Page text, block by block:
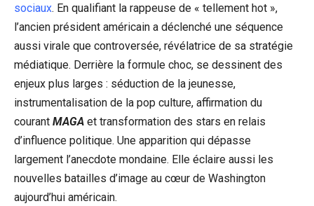
sociaux. En qualifiant la rappeuse de « tellement hot »,
l’ancien président américain a déclenché une séquence
aussi virale que controversée, révélatrice de sa stratégie
médiatique. Derrière la formule choc, se dessinent des
enjeux plus larges : séduction de la jeunesse,
instrumentalisation de la pop culture, affirmation du
courant MAGA et transformation des stars en relais
d’influence politique. Une apparition qui dépasse
largement l’anecdote mondaine. Elle éclaire aussi les
nouvelles batailles d’image au cœur de Washington
aujourd’hui américain.